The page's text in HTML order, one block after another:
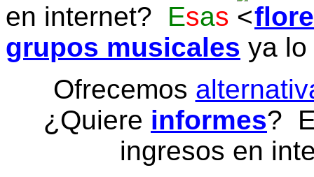
en internet? Esas
grupos musicales ya
Ofrecemos
¿Quiere informes?
ingresos en